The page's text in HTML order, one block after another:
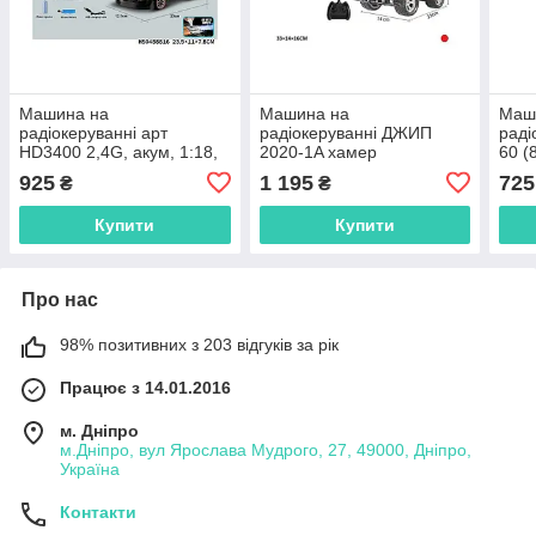
Машина на
радіокеруванні арт
HD3400 2,4G, акум, 1:18,
USBзарядна, в кор-ку, 32-
22-21см
925 ₴
Купити
Машина на
радіокеруванні ДЖИП
2020-1A хамер
акум.USB.2кольора, світ.в
коробці 42*20*23
1 195₴
Купити
60
725
Про нас
98% позитивних з 203 відгуків за рік
Працює з 14.01.2016
м. Дніпро
м.Дніпро, вул Ярослава Мудрого, 27, 49000, Дніпро,
Україна
Контакти